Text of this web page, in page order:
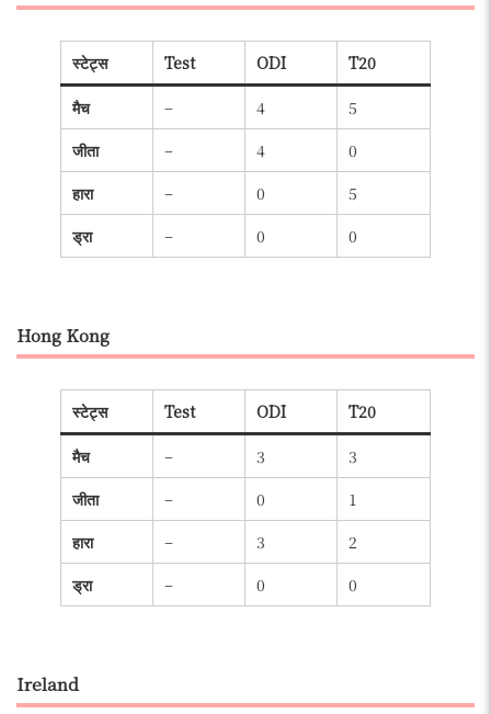
स्टेट्स Test ODI T20
मैच – 4
5
जीता
– 4
0
हारा
– 0
5
ड्रा
– 0 0
Hong Kong
स्टेट्स Test ODI T20
मैच – 3
3
जीता
– 0
1
हारा
– 3
2
ड्रा
– 0 0
Ireland